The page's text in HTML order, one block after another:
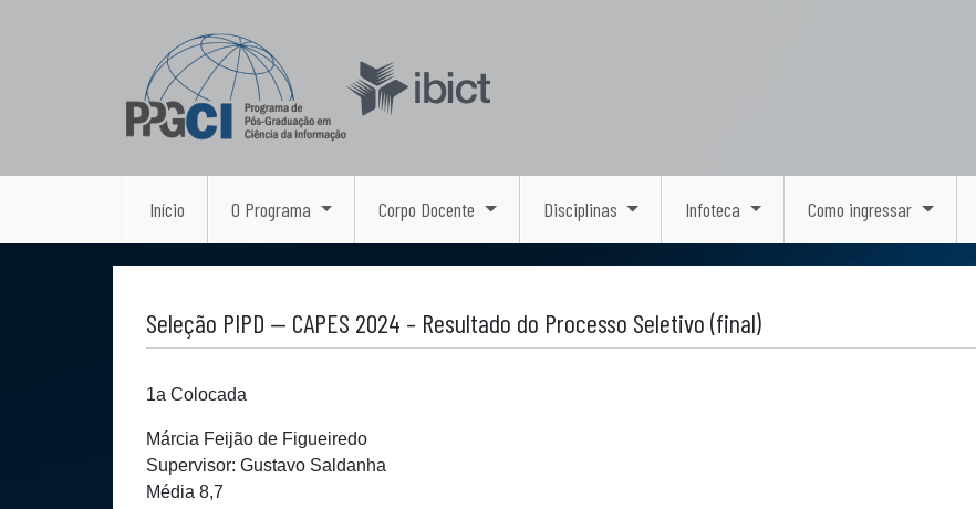
Início O Programa Corpo Docente Disciplinas Infoteca Como ingressar
Seleção PIPD — CAPES 2024 – Resultado do Processo Seletivo (final)
1a Colocada
Márcia Feijão de Figueiredo
Supervisor: Gustavo Saldanha
Média 8,7